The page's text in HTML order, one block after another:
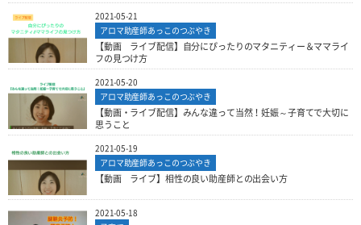
2021-05-21
アロマ助産師あっこのつぶやき
【動画 ライブ配信】自分にぴったりのマタニティー＆ママライ
フの見つけ方
2021-05-20
アロマ助産師あっこのつぶやき
【動画・ライブ配信】みんな違って当然！妊娠～子育てで大切に
思うこと
2021-05-19
アロマ助産師あっこのつぶやき
【動画 ライブ】相性の良い助産師との出会い方
2021-05-18